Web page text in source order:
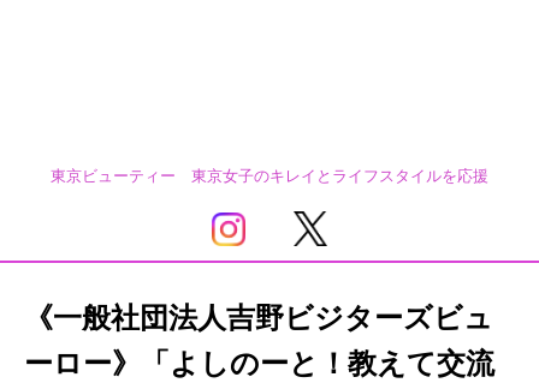
東京ビューティー 東京女子のキレイとライフスタイルを応援
《一般社団法人吉野ビジターズビュ
ーロー》「よしのーと！教えて交流